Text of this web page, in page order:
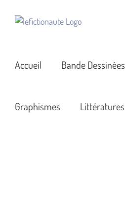
Accueil Bande Dessinées
Graphismes Littératures